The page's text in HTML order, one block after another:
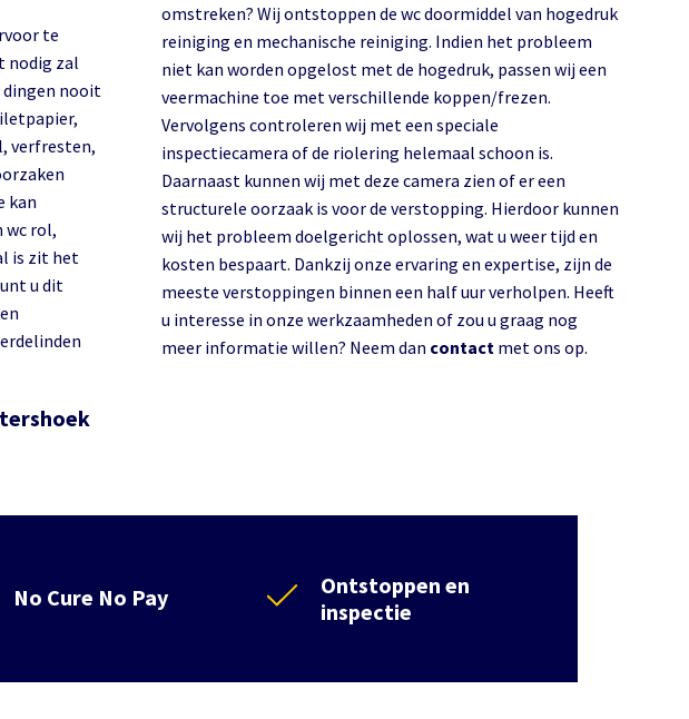
te
nodig zal
dingen nooit
verfresten,
kan
wc rol,
is zit het
u dit
omstreken? Wij ontstoppen de wc doormiddel van hogedruk
reiniging en mechanische reiniging. Indien het probleem
niet kan worden opgelost met de hogedruk, passen wij een
veermachine toe met verschillende koppen/frezen.
Vervolgens controleren wij met een speciale
inspectiecamera of de riolering helemaal schoon is.
Daarnaast kunnen wij met deze camera zien of er een
structurele oorzaak is voor de verstopping. Hierdoor kunnen
wij het probleem doelgericht oplossen, wat u weer tijd en
kosten bespaart. Dankzij onze ervaring en expertise, zijn de
meeste verstoppingen binnen een half uur verholpen. Heeft
u interesse in onze werkzaamheden of zou u graag nog
meer informatie willen? Neem dan contact met ons op.
No Cure No Pay
Ontstoppen en
inspectie